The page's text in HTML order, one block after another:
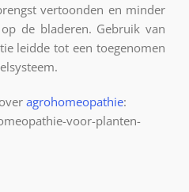
vertoonden en minder
de bladeren. Gebruik van
leidde tot een toegenomen
agrohomeopathie:
voor-planten-